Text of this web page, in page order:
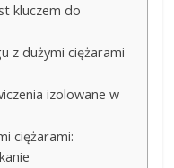
kluczem do
z dużymi ciężarami
izolowane w
ciężarami: